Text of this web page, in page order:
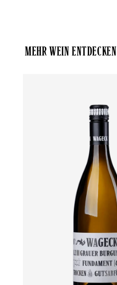
MEHR WEIN ENTDECKEN